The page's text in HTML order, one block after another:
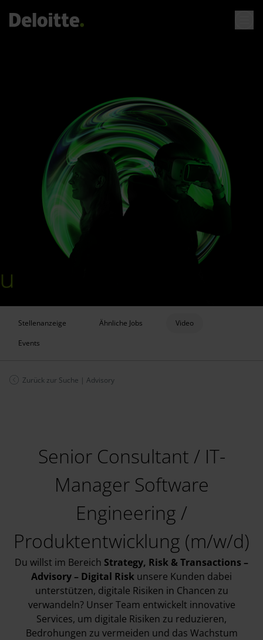
Stellenanzeige Ähnliche Jobs
Video
Events
Zurück zur Suche | Advisory
Senior Consultant / IT-
Manager Software
Engineering /
Produktentwicklung (m/w/d)
Du willst im Bereich Strategy, Risk & Transactions –
Advisory – Digital Risk unsere Kunden dabei
unterstützen, digitale Risiken in Chancen zu
verwandeln? Unser Team entwickelt innovative
Services, um digitale Risiken zu reduzieren,
Bedrohungen zu vermeiden und das Wachstum